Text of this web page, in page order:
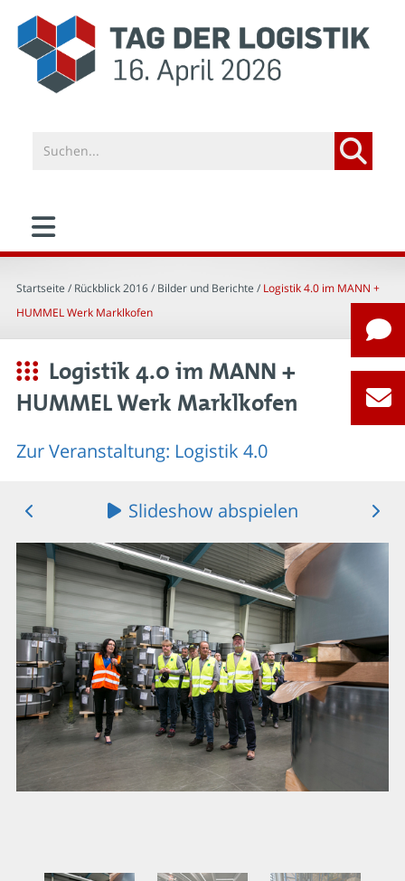
Startseite / Rückblick 2016 / Bilder und Berichte / Logistik 4.0 im MANN +
HUMMEL Werk Marklkofen
Logistik 4.0 im MANN +
HUMMEL Werk Marklkofen
Zur Veranstaltung: Logistik 4.0
Slideshow abspielen